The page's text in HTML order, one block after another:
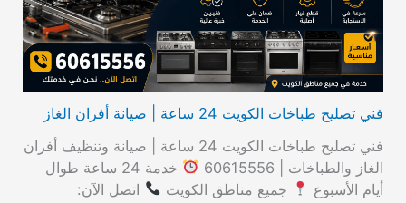
فني تصليح طباخات الكويت 24 ساعة | صيانة أفران الغاز
فني تصليح طباخات الكويت 24 ساعة | صيانة وتنظيف أفران
الغاز والطباخات | 60615556
خدمة 24 ساعة طوال
أيام الأسبوع
جميع مناطق الكويت
اتصل الآن: